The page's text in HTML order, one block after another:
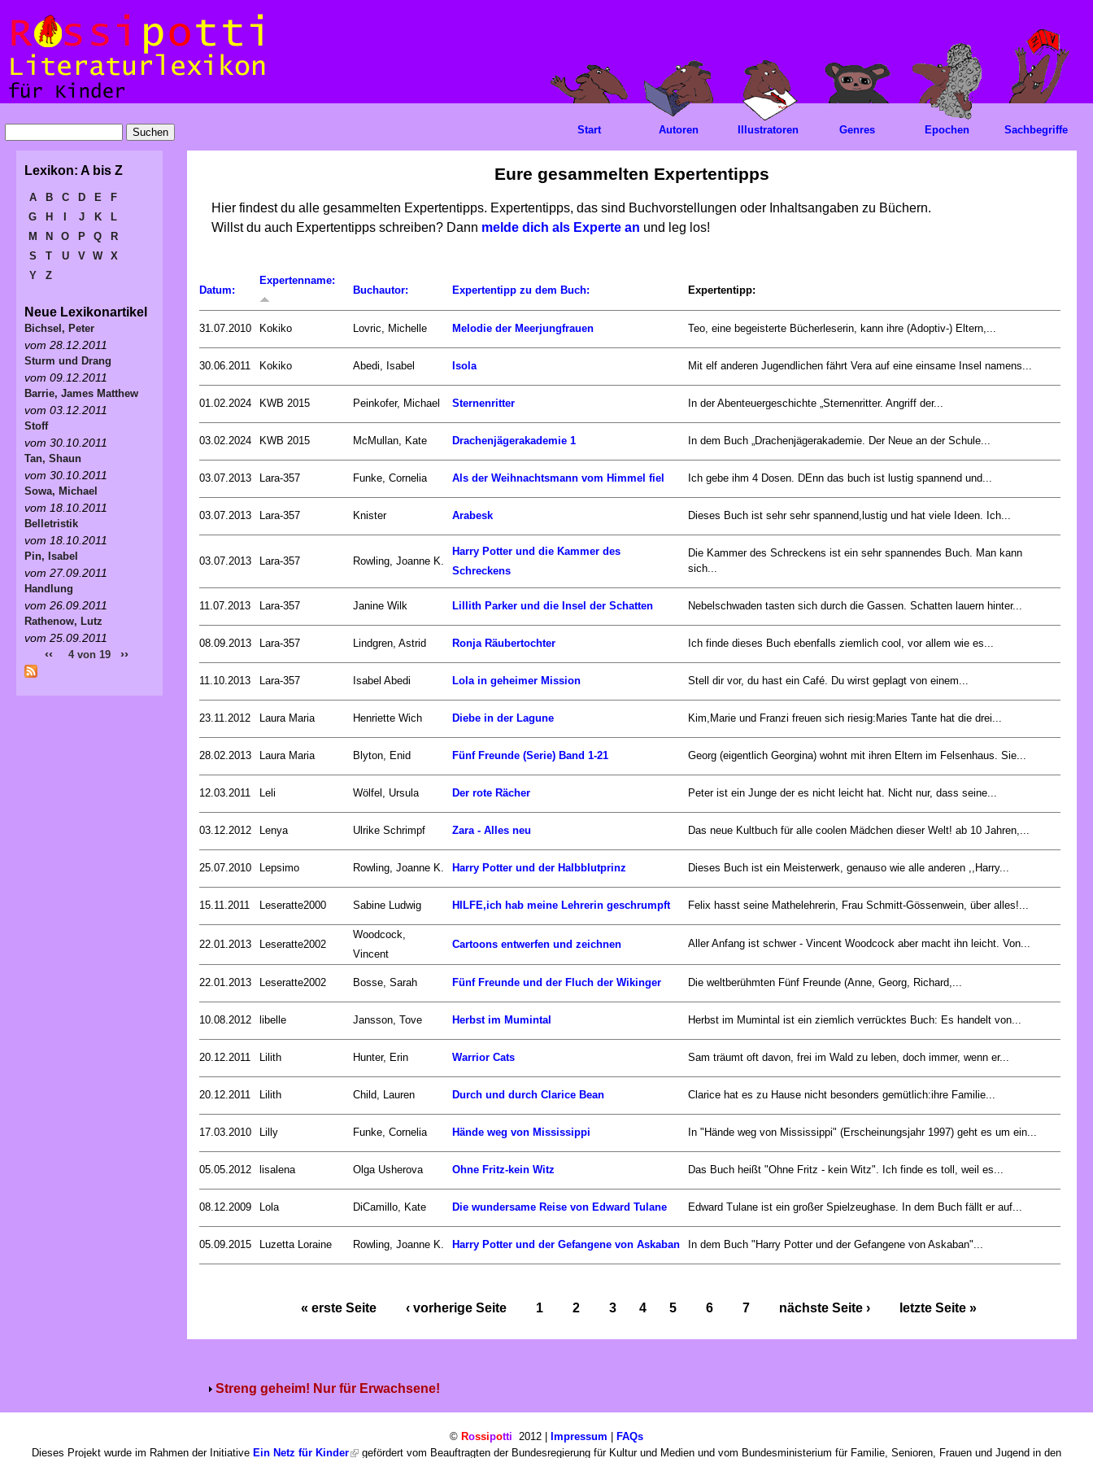
Eure gesammelten Expertentipps
Hier findest du alle gesammelten Expertentipps. Expertentipps, das sind Buchvorstellungen oder Inhaltsangaben zu Büchern.
Willst du auch Expertentipps schreiben? Dann melde dich als Experte an und leg los!
Datum:
Expertenname:
Buchautor:
Expertentipp zu dem Buch: Expertentipp:
31.07.2010 Kokiko Lovric, Michelle Melodie der Meerjungfrauen Teo, eine begeisterte Bücherleserin, kann ihre (Adoptiv-) Eltern,...
30.06.2011 Kokiko Abedi, Isabel Isola Mit elf anderen Jugendlichen fährt Vera auf eine einsame Insel namens...
01.02.2024 KWB 2015 Peinkofer, Michael Sternenritter In der Abenteuergeschichte „Sternenritter. Angriff der...
03.02.2024 KWB 2015 McMullan, Kate Drachenjägerakademie 1 In dem Buch „Drachenjägerakademie. Der Neue an der Schule...
03.07.2013 Lara-357 Funke, Cornelia Als der Weihnachtsmann vom Himmel fiel Ich gebe ihm 4 Dosen. DEnn das buch ist lustig spannend und...
03.07.2013 Lara-357 Knister Arabesk Dieses Buch ist sehr sehr spannend,lustig und hat viele Ideen. Ich...
03.07.2013 Lara-357 Rowling, Joanne K.
Harry Potter und die Kammer des
Schreckens
Die Kammer des Schreckens ist ein sehr spannendes Buch. Man kann
sich...
11.07.2013 Lara-357 Janine Wilk Lillith Parker und die Insel der Schatten Nebelschwaden tasten sich durch die Gassen. Schatten lauern hinter...
08.09.2013 Lara-357 Lindgren, Astrid Ronja Räubertochter Ich finde dieses Buch ebenfalls ziemlich cool, vor allem wie es...
11.10.2013 Lara-357 Isabel Abedi Lola in geheimer Mission Stell dir vor, du hast ein Café. Du wirst geplagt von einem...
23.11.2012 Laura Maria Henriette Wich Diebe in der Lagune Kim,Marie und Franzi freuen sich riesig:Maries Tante hat die drei...
28.02.2013 Laura Maria Blyton, Enid Fünf Freunde (Serie) Band 1-21 Georg (eigentlich Georgina) wohnt mit ihren Eltern im Felsenhaus. Sie...
12.03.2011 Leli Wölfel, Ursula Der rote Rächer Peter ist ein Junge der es nicht leicht hat. Nicht nur, dass seine...
03.12.2012 Lenya Ulrike Schrimpf Zara - Alles neu Das neue Kultbuch für alle coolen Mädchen dieser Welt! ab 10 Jahren,...
25.07.2010 Lepsimo Rowling, Joanne K. Harry Potter und der Halbblutprinz Dieses Buch ist ein Meisterwerk, genauso wie alle anderen ,,Harry...
15.11.2011 Leseratte2000 Sabine Ludwig HILFE,ich hab meine Lehrerin geschrumpft Felix hasst seine Mathelehrerin, Frau Schmitt-Gössenwein, über alles!...
22.01.2013 Leseratte2002
Woodcock,
Vincent
Cartoons entwerfen und zeichnen Aller Anfang ist schwer - Vincent Woodcock aber macht ihn leicht. Von...
22.01.2013 Leseratte2002 Bosse, Sarah Fünf Freunde und der Fluch der Wikinger Die weltberühmten Fünf Freunde (Anne, Georg, Richard,...
10.08.2012 libelle Jansson, Tove Herbst im Mumintal Herbst im Mumintal ist ein ziemlich verrücktes Buch: Es handelt von...
20.12.2011 Lilith Hunter, Erin Warrior Cats Sam träumt oft davon, frei im Wald zu leben, doch immer, wenn er...
20.12.2011 Lilith Child, Lauren Durch und durch Clarice Bean Clarice hat es zu Hause nicht besonders gemütlich:ihre Familie...
17.03.2010 Lilly Funke, Cornelia Hände weg von Mississippi In "Hände weg von Mississippi" (Erscheinungsjahr 1997) geht es um ein...
05.05.2012 lisalena Olga Usherova Ohne Fritz-kein Witz Das Buch heißt "Ohne Fritz - kein Witz". Ich finde es toll, weil es...
08.12.2009 Lola DiCamillo, Kate Die wundersame Reise von Edward Tulane Edward Tulane ist ein großer Spielzeughase. In dem Buch fällt er auf...
05.09.2015 Luzetta Loraine Rowling, Joanne K. Harry Potter und der Gefangene von Askaban In dem Buch "Harry Potter und der Gefangene von Askaban"...
« erste Seite ‹ vorherige Seite 1 2 3 4 5 6 7 nächste Seite › letzte Seite »
Streng geheim! Nur für Erwachsene!
Start Autoren Illustratoren Genres Epochen Sachbegriffe
Lexikon: A bis Z
A B C D E
F
G
H J K
L
M
N O P Q
R
S
T U V W
X
Y
Z
Neue Lexikonartikel
Bichsel, Peter
vom 28.12.2011
Sturm und Drang
vom 09.12.2011
Barrie, James Matthew
vom 03.12.2011
Stoff
vom 30.10.2011
Tan, Shaun
vom 30.10.2011
Sowa, Michael
vom 18.10.2011
Belletristik
vom 18.10.2011
Pin, Isabel
vom 27.09.2011
Handlung
vom 26.09.2011
Rathenow, Lutz
vom 25.09.2011
‹‹ 4 von 19 ››
© Rossipotti 2012 | Impressum | FAQs
Dieses Projekt wurde im Rahmen der Initiative Ein Netz für Kinder gefördert vom Beauftragten der Bundesregierung für Kultur und Medien und vom Bundesministerium für Familie, Senioren, Frauen und Jugend in den